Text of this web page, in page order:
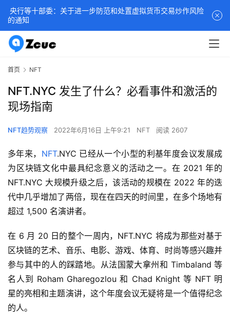
首页 NFT
NFT.NYC 发生了什么？必看事件和激活的
现场指南
NFT趋势观察 2022年6月16日 上午9:21 NFT 阅读 2607
多年来， NFT.NYC 已经从一个小型的利基年度会议发展成
为区块链文化中最具纪念意义的活动之一。在 2021 年的
NFT.NYC 大规模升级之后，该活动的规模在 2022 年的迭
代中几乎增加了两倍，现在在四天的时间里，在多个场地有
超过 1,500 名演讲者。
在 6 月 20 日的整个一周内，NFT.NYC 将成为那些对基于
区块链的艺术、音乐、电影、游戏、体育、时尚等感兴趣并
参与其中的人的踩踏地。从法国蒙大拿州和 Timbaland 等
名人到 Roham Gharegozlou 和 Chad Knight 等 NFT 明
星的亮相和主题演讲，这个年度会议无疑将是一个值得纪念
的人。
央行等十部委：关于进一步防范和处置虚拟货币交易炒作风险
的通知